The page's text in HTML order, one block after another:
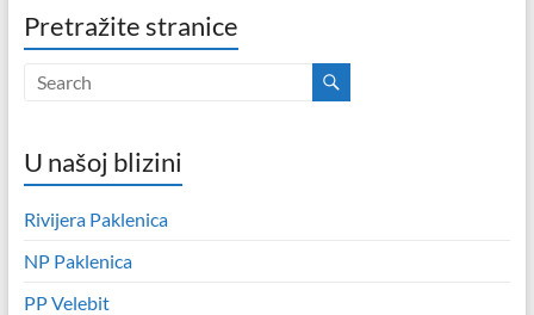
Pretražite stranice
U našoj blizini
Rivijera Paklenica
NP Paklenica
PP Velebit